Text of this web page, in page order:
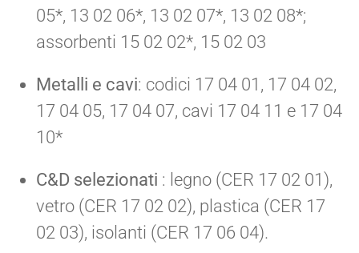
05*, 13 02 06*, 13 02 07*, 13 02 08*;
assorbenti 15 02 02*, 15 02 03
Metalli e cavi: codici 17 04 01, 17 04 02,
17 04 05, 17 04 07, cavi 17 04 11 e 17 04
10*
C&D selezionati : legno (CER 17 02 01),
vetro (CER 17 02 02), plastica (CER 17
02 03), isolanti (CER 17 06 04).